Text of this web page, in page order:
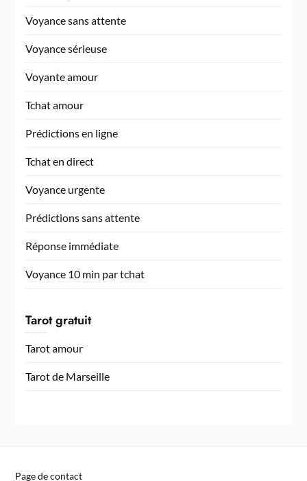
Voyance sans attente
Voyance sérieuse
Voyante amour
Tchat amour
Prédictions en ligne
Tchat en direct
Voyance urgente
Prédictions sans attente
Réponse immédiate
Voyance 10 min par tchat
Tarot gratuit
Tarot amour
Tarot de Marseille
Page de contact